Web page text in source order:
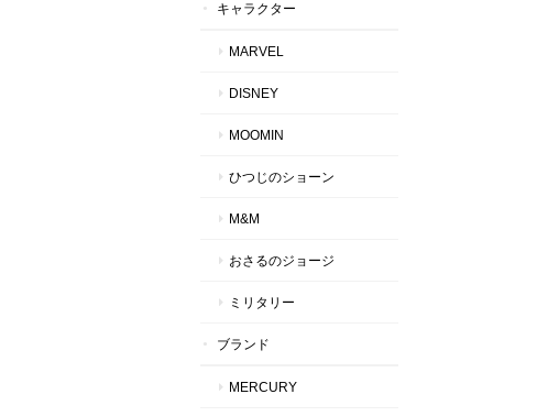
キャラクター
MARVEL
DISNEY
MOOMIN
ひつじのショーン
M&M
おさるのジョージ
ミリタリー
ブランド
MERCURY